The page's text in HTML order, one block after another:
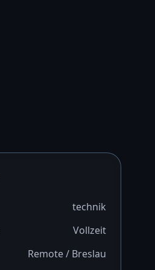
technik
Vollzeit
Remote / Breslau